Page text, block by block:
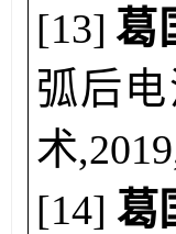
[13] 葛
弧后
术
[14] 葛